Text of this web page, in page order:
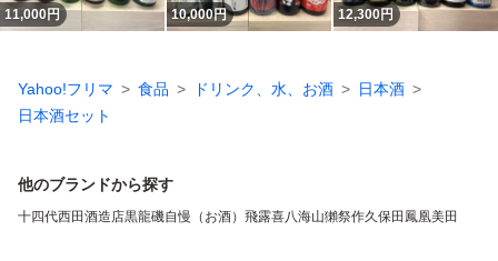
11,000円 10,000円 12,300円
Yahoo!フリマ 食品 ドリンク、水、お酒
日本酒
日本酒セット
他のブランドから探す
十四代西田酒造店黒龍磯自慢（お酒） 飛露喜八海山獺祭作久保田 鳳凰美田